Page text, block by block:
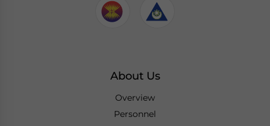
About Us
Overview
Personnel